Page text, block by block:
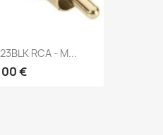
RCA - M...
€